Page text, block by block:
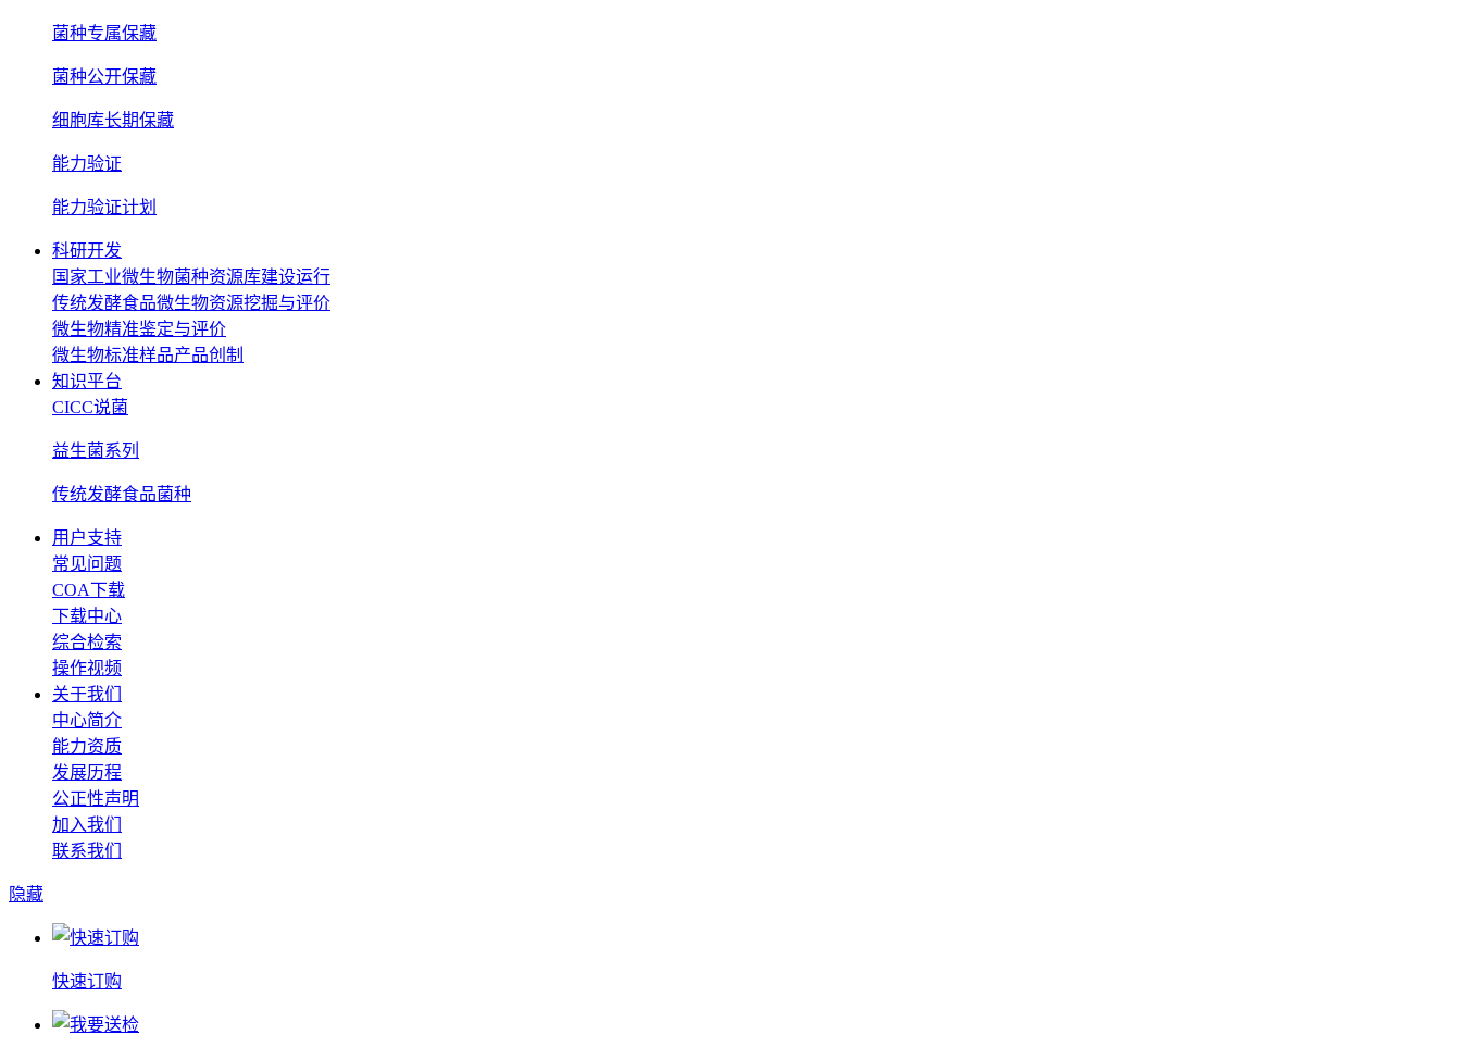
菌种专属保藏
菌种公开保藏
细胞库长期保藏
能力验证
能力验证计划
科研开发
国家工业微生物菌种资源库建设运行
传统发酵食品微生物资源挖掘与评价
微生物精准鉴定与评价
微生物标准样品产品创制
知识平台
CICC说菌
益生菌系列
传统发酵食品菌种
用户支持
常见问题
COA下载
下载中心
综合检索
操作视频
关于我们
中心简介
能力资质
发展历程
公正性声明
加入我们
联系我们
隐藏
快速订购